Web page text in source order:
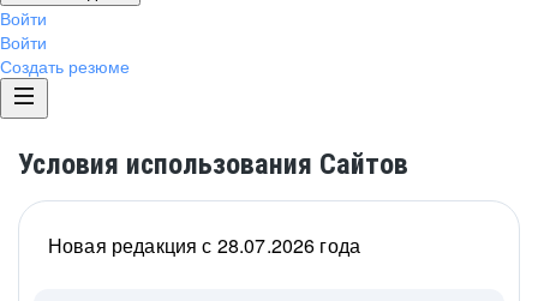
Войти
Войти
Создать резюме
Условия использования Сайтов
Новая редакция с 28.07.2026 года